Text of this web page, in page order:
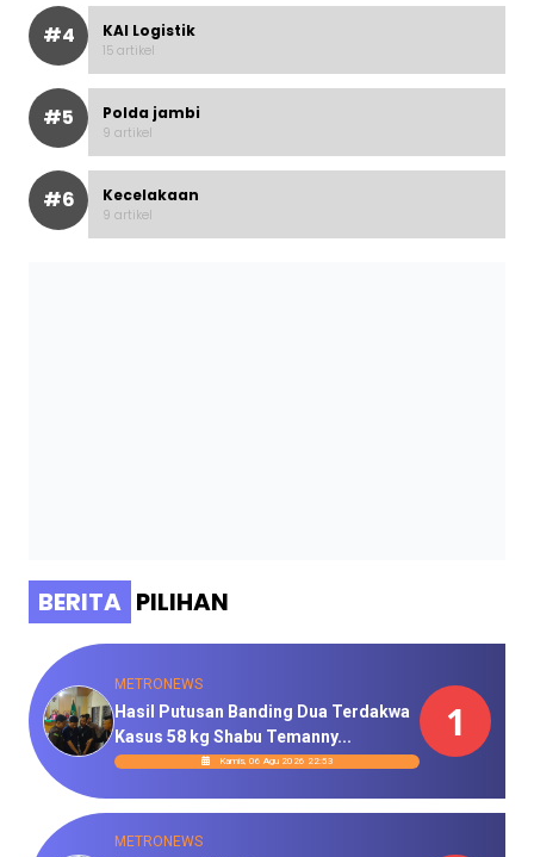
#4 KAI Logistik
15 artikel
#5 Polda jambi
9 artikel
#6 Kecelakaan
9 artikel
BERITA PILIHAN
METRONEWS
Hasil Putusan Banding Dua Terdakwa
Kasus 58 kg Shabu Temanny...
Kamis, 06 Agu 2026 22:53
1
METRONEWS